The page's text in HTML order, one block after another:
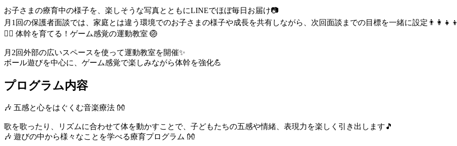
お子さまの療育中の様子を、楽しそうな写真とともにLINEでほぼ毎日お届け📷
月1回の保護者面談では、家庭とは違う環境でのお子さまの様子や成長を共有しながら、次回面談までの目標を一緒に設定👨‍👩‍👧‍👦
🏃‍♂️ 体幹を育てる！ゲーム感覚の運動教室 🏐
月2回外部の広いスペースを使って運動教室を開催✨
ボール遊びを中心に、ゲーム感覚で楽しみながら体幹を強化💪
プログラム内容
🎶 五感と心をはぐくむ音楽療法 👐
歌を歌ったり、リズムに合わせて体を動かすことで、子どもたちの五感や情緒、表現力を楽しく引き出します🎵
🎶 遊びの中から様々なことを学べる療育プログラム 👐